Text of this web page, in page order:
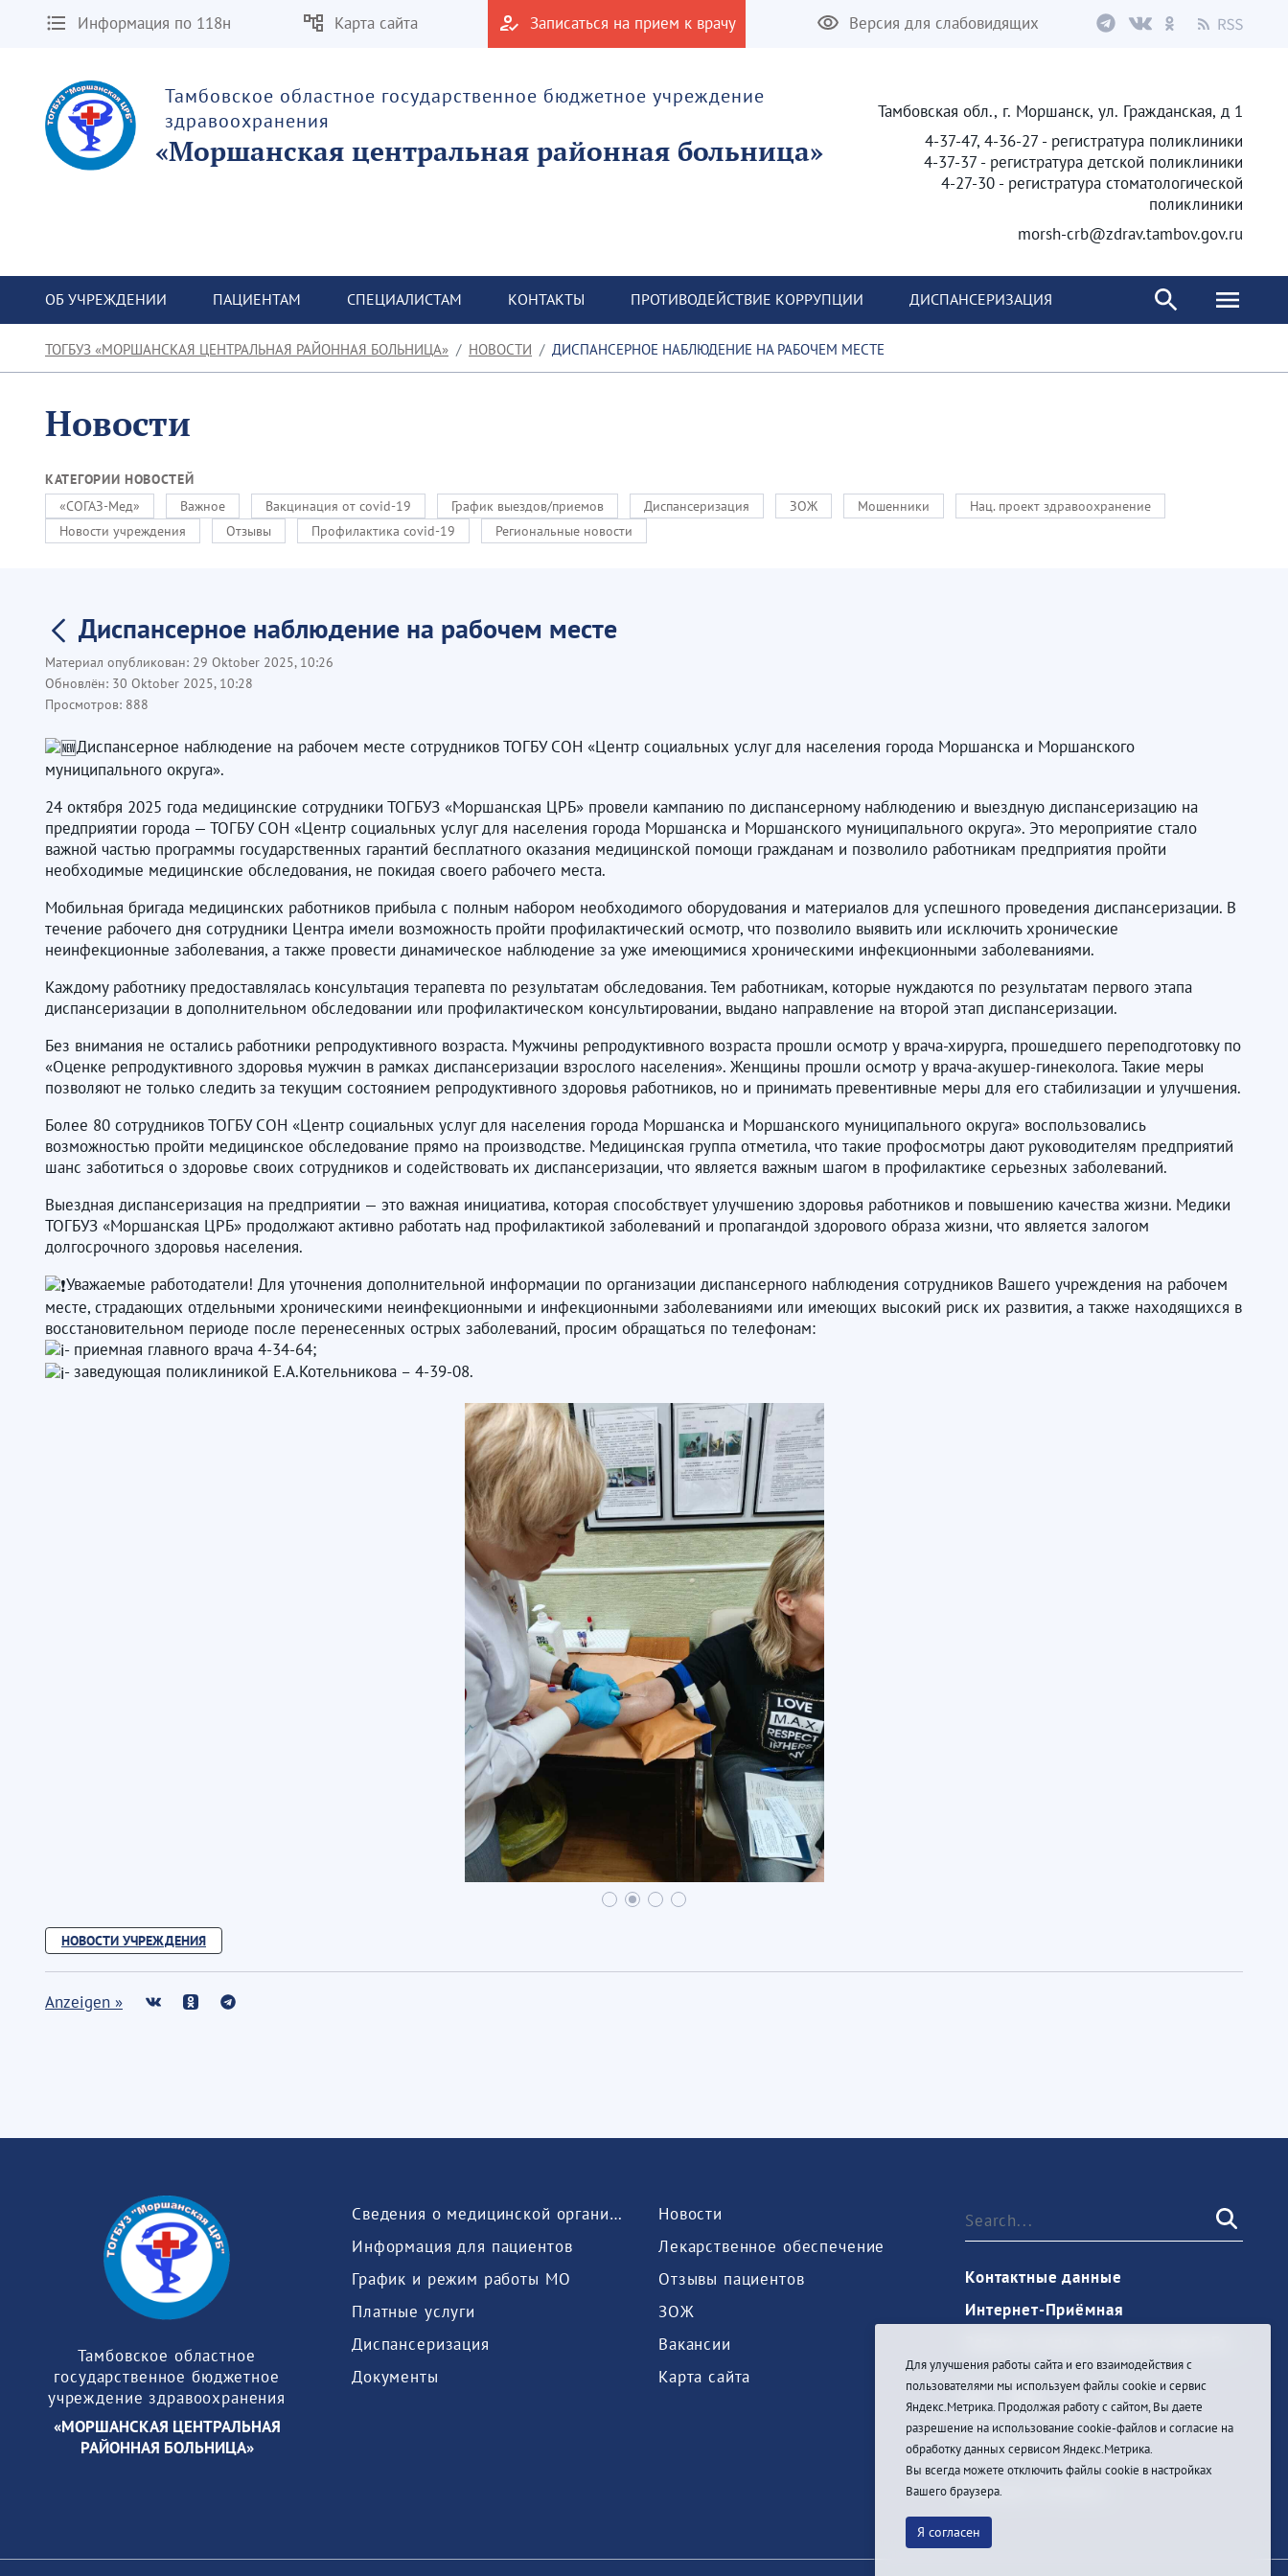
Информация по 118н Карта сайта Записаться на прием к врачу Версия для слабовидящих
Тамбовское областное государственное бюджетное учреждение
здравоохранения
«Моршанская центральная районная больница»
Тамбовская обл., г. Моршанск, ул. Гражданская, д 1
4-37-47, 4-36-27 - регистратура поликлиники
4-37-37 - регистратура детской поликлиники
4-27-30 - регистратура стоматологической
поликлиники
morsh-crb@zdrav.tambov.gov.ru
ОБ УЧРЕЖДЕНИИ ПАЦИЕНТАМ СПЕЦИАЛИСТАМ КОНТАКТЫ ПРОТИВОДЕЙСТВИЕ КОРРУПЦИИ ДИСПАНСЕРИЗАЦИЯ
ТОГБУЗ «МОРШАНСКАЯ ЦЕНТРАЛЬНАЯ РАЙОННАЯ БОЛЬНИЦА» НОВОСТИ ДИСПАНСЕРНОЕ НАБЛЮДЕНИЕ НА РАБОЧЕМ МЕСТЕ
Новости
КАТЕГОРИИ НОВОСТЕЙ
«СОГАЗ-Мед»
Важное Вакцинация от covid-19 График выездов/приемов Диспансеризация ЗОЖ Мошенники
Нац. проект здравоохранение
Новости учреждения
Отзывы Профилактика covid-19 Региональные новости
Диспансерное наблюдение на рабочем месте
Материал опубликован: 29 Oktober 2025, 10:26
Обновлён: 30 Oktober 2025, 10:28
Просмотров: 888
Диспансерное наблюдение на рабочем месте сотрудников ТОГБУ СОН «Центр социальных услуг для населения города Моршанска и Моршанского
муниципального округа».
24 октября 2025 года медицинские сотрудники ТОГБУЗ «Моршанская ЦРБ» провели кампанию по диспансерному наблюдению и выездную диспансеризацию на
предприятии города — ТОГБУ СОН «Центр социальных услуг для населения города Моршанска и Моршанского муниципального округа». Это мероприятие стало
важной частью программы государственных гарантий бесплатного оказания медицинской помощи гражданам и позволило работникам предприятия пройти
необходимые медицинские обследования, не покидая своего рабочего места.
Мобильная бригада медицинских работников прибыла с полным набором необходимого оборудования и материалов для успешного проведения диспансеризации. В
течение рабочего дня сотрудники Центра имели возможность пройти профилактический осмотр, что позволило выявить или исключить хронические
неинфекционные заболевания, а также провести динамическое наблюдение за уже имеющимися хроническими инфекционными заболеваниями.
Каждому работнику предоставлялась консультация терапевта по результатам обследования. Тем работникам, которые нуждаются по результатам первого этапа
диспансеризации в дополнительном обследовании или профилактическом консультировании, выдано направление на второй этап диспансеризации.
Без внимания не остались работники репродуктивного возраста. Мужчины репродуктивного возраста прошли осмотр у врача-хирурга, прошедшего переподготовку по
«Оценке репродуктивного здоровья мужчин в рамках диспансеризации взрослого населения». Женщины прошли осмотр у врача-акушер-гинеколога. Такие меры
позволяют не только следить за текущим состоянием репродуктивного здоровья работников, но и принимать превентивные меры для его стабилизации и улучшения.
Более 80 сотрудников ТОГБУ СОН «Центр социальных услуг для населения города Моршанска и Моршанского муниципального округа» воспользовались
возможностью пройти медицинское обследование прямо на производстве. Медицинская группа отметила, что такие профосмотры дают руководителям предприятий
шанс заботиться о здоровье своих сотрудников и содействовать их диспансеризации, что является важным шагом в профилактике серьезных заболеваний.
Выездная диспансеризация на предприятии — это важная инициатива, которая способствует улучшению здоровья работников и повышению качества жизни. Медики
ТОГБУЗ «Моршанская ЦРБ» продолжают активно работать над профилактикой заболеваний и пропагандой здорового образа жизни, что является залогом
долгосрочного здоровья населения.
Уважаемые работодатели! Для уточнения дополнительной информации по организации диспансерного наблюдения сотрудников Вашего учреждения на рабочем
месте, страдающих отдельными хроническими неинфекционными и инфекционными заболеваниями или имеющих высокий риск их развития, а также находящихся в
восстановительном периоде после перенесенных острых заболеваний, просим обращаться по телефонам:
- приемная главного врача 4-34-64;
- заведующая поликлиникой Е.А.Котельникова – 4-39-08.
НОВОСТИ УЧРЕЖДЕНИЯ
Anzeigen »
Тамбовское областное
государственное бюджетное
учреждение здравоохранения
«МОРШАНСКАЯ ЦЕНТРАЛЬНАЯ
РАЙОННАЯ БОЛЬНИЦА»
Сведения о медицинской организации
Информация для пациентов
График и режим работы МО
Платные услуги
Диспансеризация
Документы
Новости
Лекарственное обеспечение
Отзывы пациентов
ЗОЖ
Вакансии
Карта сайта
Контактные данные
Интернет-Приёмная
Anmelden
Для улучшения работы сайта и его взаимодействия с
пользователями мы используем файлы cookie и сервис
Яндекс.Метрика. Продолжая работу с сайтом, Вы даете
разрешение на использование cookie-файлов и согласие на
обработку данных сервисом Яндекс.Метрика.
Вы всегда можете отключить файлы cookie в настройках
Вашего браузера.
Я согласен